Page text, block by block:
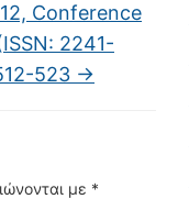
Conference
2241-
523 →
με *